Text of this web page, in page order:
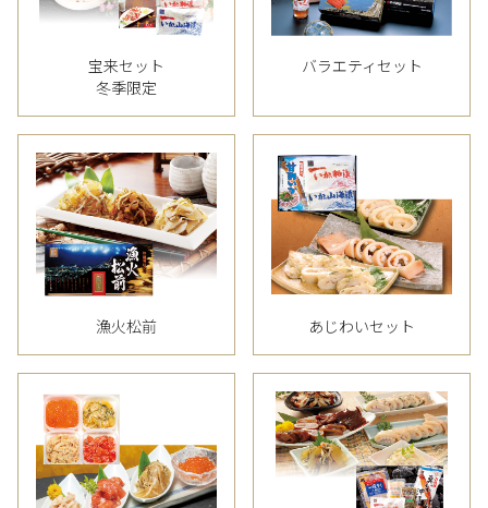
宝来セット
冬季限定
バラエティセット
漁火松前 あじわいセット